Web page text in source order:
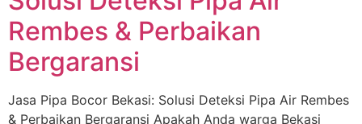
Rembes & Perbaikan
Bergaransi
Jasa Pipa Bocor Bekasi: Solusi Deteksi Pipa Air Rembes
& Perbaikan Bergaransi Apakah Anda warga Bekasi